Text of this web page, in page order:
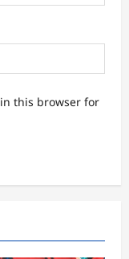
this browser for